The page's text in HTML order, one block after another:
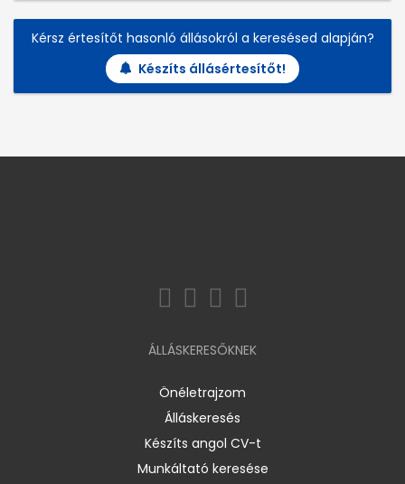
Kérsz értesítőt hasonló állásokról a keresésed alapján?
Készíts állásértesítőt!
ÁLLÁSKERESŐKNEK
Önéletrajzom
Álláskeresés
Készíts angol CV-t
Munkáltató keresése